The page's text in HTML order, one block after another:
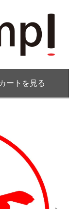
カートを見る